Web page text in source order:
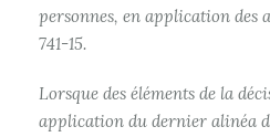
personnes, en application des
741-15.
Lorsque des éléments de la
application du dernier alinéa